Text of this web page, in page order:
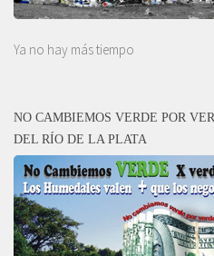
Ya no hay más tiempo
NO CAMBIEMOS VERDE POR
DEL RÍO DE LA PLATA